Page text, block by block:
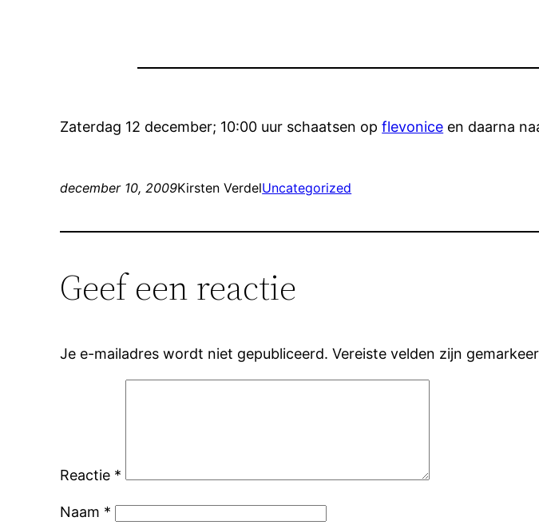
Zaterdag 12 december; 10:00 uur schaatsen opflevonice en daarna
december 10, 2009Kirsten VerdelUncategorized
Geef een reactie
Je e-mailadres wordt niet gepubliceerd. Vereiste velden zijn
Reactie *
Naam *